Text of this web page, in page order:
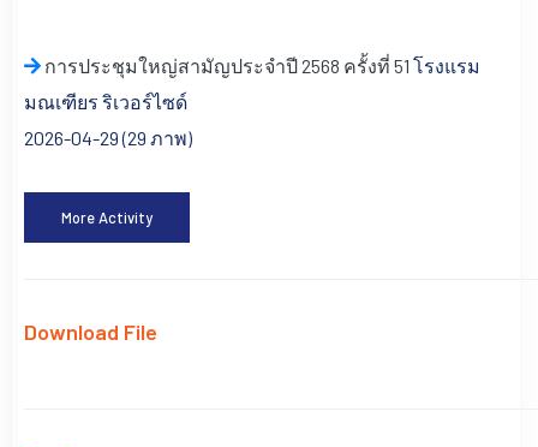
การประชุมใหญ่สามัญประจำปี 2568 ครั้งที่ 51 โรงแรม
มณเฑียร ริเวอร์ไซด์
2026-04-29 (29 ภาพ)
More Activity
Download File